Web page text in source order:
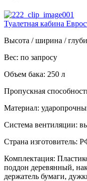
Туалетная кабина
Высота / ширина /
Вес: по запросу
Объем бака: 250 л
Пропускная
Материал:
Система вентиляции:
Страна изготовитель:
Комплектация:
поддон деревянный,
держатель бумаги,